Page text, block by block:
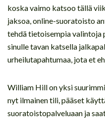
koska vaimo katsoo tällä
jaksoa, online-suoratoisto
tehdä tietoisempia valintoja
sinulle tavan katsella
urheilutapahtumaa, jota et
William Hill on yksi
nyt ilmainen tili, pääset
suoratoistopalveluaan ja